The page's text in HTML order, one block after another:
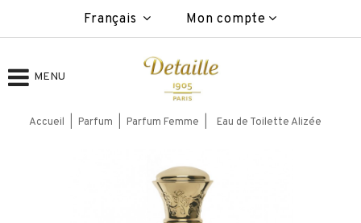
Français Mon compte
MENU
Accueil Parfum Parfum Femme Eau de Toilette Alizée